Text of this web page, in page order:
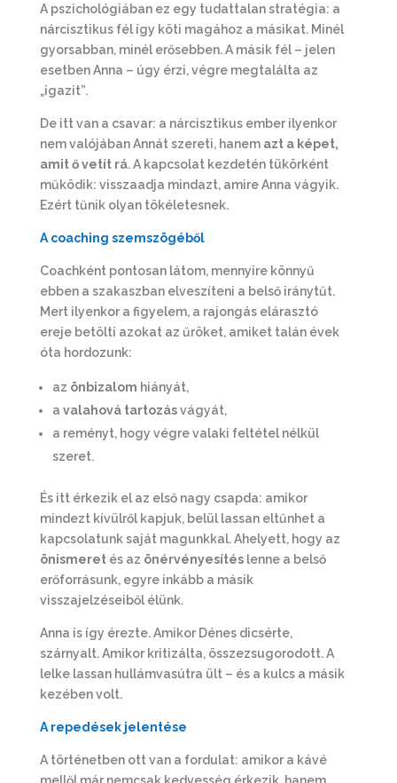
A pszichológiában ez egy tudattalan stratégia: a
nárcisztikus fél így köti magához a másikat. Minél
gyorsabban, minél erősebben. A másik fél – jelen
esetben Anna – úgy érzi, végre megtalálta az
„igazit”.
De itt van a csavar: a nárcisztikus ember ilyenkor
nem valójában Annát szereti, hanem azt a képet,
amit ő vetít rá. A kapcsolat kezdetén tükörként
működik: visszaadja mindazt, amire Anna vágyik.
Ezért tűnik olyan tökéletesnek.
A coaching szemszögéből
Coachként pontosan látom, mennyire könnyű
ebben a szakaszban elveszíteni a belső iránytűt.
Mert ilyenkor a figyelem, a rajongás elárasztó
ereje betölti azokat az űröket, amiket talán évek
óta hordozunk:
az önbizalom hiányát,
a valahová tartozásvágyát,
a reményt, hogy végre valaki feltétel nélkül
szeret.
És itt érkezik el az első nagy csapda: amikor
mindezt kívülről kapjuk, belül lassan eltűnhet a
kapcsolatunk saját magunkkal. Ahelyett, hogy az
önismeretés az önérvényesítéslenne a belső
erőforrásunk, egyre inkább a másik
visszajelzéseiből élünk.
Anna is így érezte. Amikor Dénes dicsérte,
szárnyalt. Amikor kritizálta, összezsugorodott. A
lelke lassan hullámvasútra ült – és a kulcs a másik
kezében volt.
A repedések jelentése
A történetben ott van a fordulat: amikor a kávé
mellől már nemcsak kedvesség érkezik, hanem